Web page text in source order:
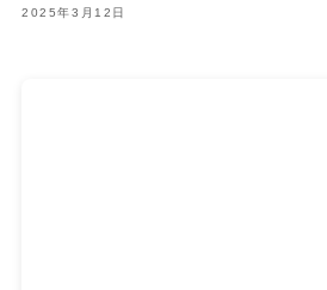
2025年3月12日